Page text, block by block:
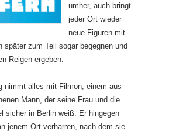
umher, auch bringt
jeder Ort wieder
neue Figuren mit
später zum Teil sogar begegnen und
Reigen ergeben.
nimmt alles mit Filmon, einem aus
Mann, der seine Frau und die
sicher in Berlin weiß. Er hingegen
jenem Ort verharren, nach dem sie